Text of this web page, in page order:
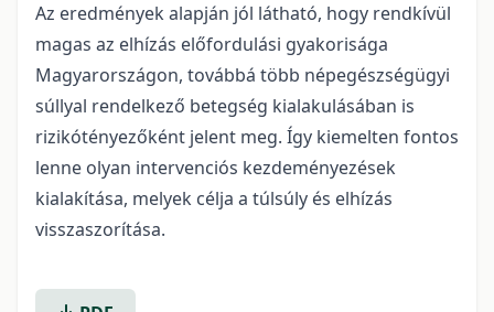
Az eredmények alapján jól látható, hogy rendkívül
magas az elhízás előfordulási gyakorisága
Magyarországon, továbbá több népegészségügyi
súllyal rendelkező betegség kialakulásában is
rizikótényezőként jelent meg. Így kiemelten fontos
lenne olyan intervenciós kezdeményezések
kialakítása, melyek célja a túlsúly és elhízás
visszaszorítása.